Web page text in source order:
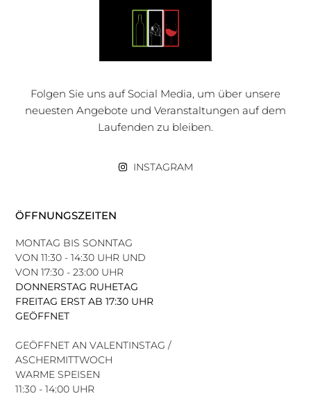
Folgen Sie uns auf Social Media, um über unsere
neuesten Angebote und Veranstaltungen auf dem
Laufenden zu bleiben.
INSTAGRAM
ÖFFNUNGSZEITEN
MONTAG BIS SONNTAG
VON 11:30 - 14:30 UHR UND
VON 17:30 - 23:00 UHR
DONNERSTAG RUHETAG
FREITAG ERST AB 17:30 UHR
GEÖFFNET
GEÖFFNET AN VALENTINSTAG /
ASCHERMITTWOCH
WARME SPEISEN
11:30 - 14:00 UHR